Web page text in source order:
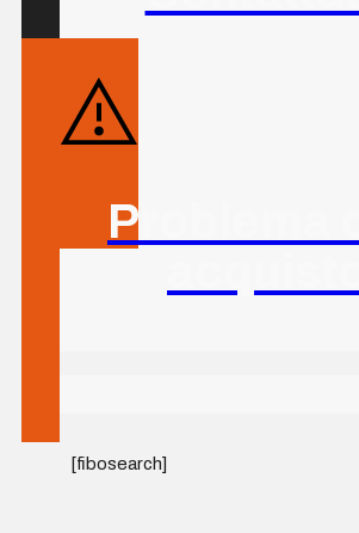
Problema
[fibosearch]